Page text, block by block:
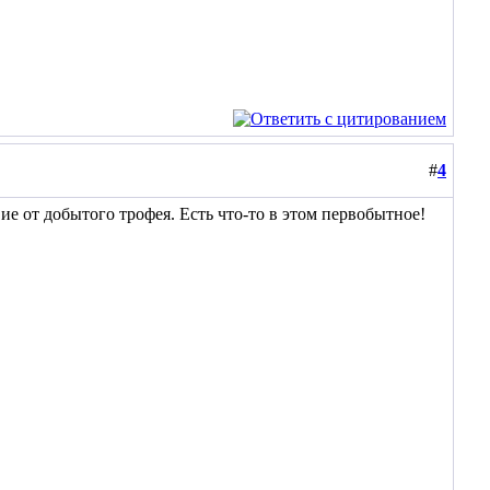
#4
от добытого трофея. Есть что-то в этом первобытное!